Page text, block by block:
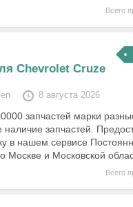
Всего
Chevrolet Cruze
8 августа 2026
запчастей марки
наличие запчастей.
в нашем сервисе
Москве и Московской
Всего